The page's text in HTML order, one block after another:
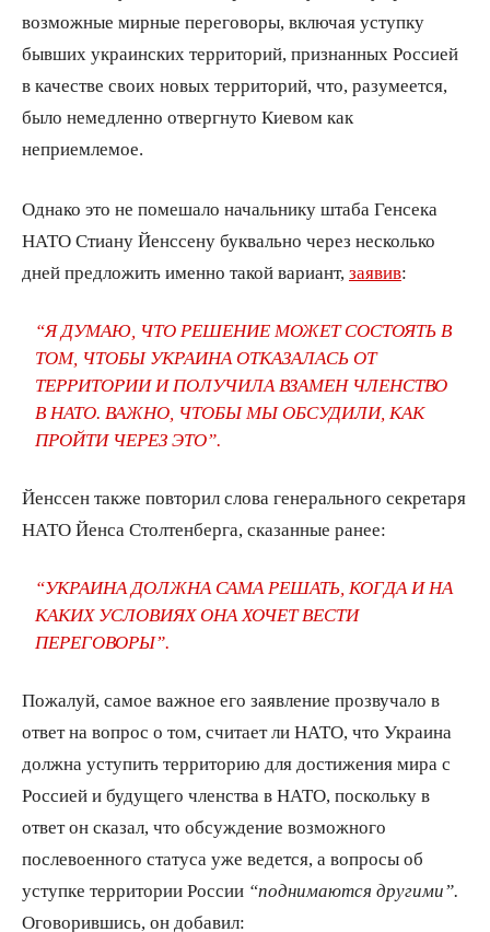
возможные мирные переговоры, включая уступку
бывших украинских территорий, признанных Россией
в качестве своих новых территорий, что, разумеется,
было немедленно отвергнуто Киевом как
неприемлемое.
Однако это не помешало начальнику штаба Генсека
НАТО Стиану Йенссену буквально через несколько
дней предложить именно такой вариант, заявив:
“Я ДУМАЮ, ЧТО РЕШЕНИЕ МОЖЕТ СОСТОЯТЬ В
ТОМ, ЧТОБЫ УКРАИНА ОТКАЗАЛАСЬ ОТ
ТЕРРИТОРИИ И ПОЛУЧИЛА ВЗАМЕН ЧЛЕНСТВО
В НАТО. ВАЖНО, ЧТОБЫ МЫ ОБСУДИЛИ, КАК
ПРОЙТИ ЧЕРЕЗ ЭТО”.
Йенссен также повторил слова генерального секретаря
НАТО Йенса Столтенберга, сказанные ранее:
“УКРАИНА ДОЛЖНА САМА РЕШАТЬ, КОГДА И НА
КАКИХ УСЛОВИЯХ ОНА ХОЧЕТ ВЕСТИ
ПЕРЕГОВОРЫ”.
Пожалуй, самое важное его заявление прозвучало в
ответ на вопрос о том, считает ли НАТО, что Украина
должна уступить территорию для достижения мира с
Россией и будущего членства в НАТО, поскольку в
ответ он сказал, что обсуждение возможного
послевоенного статуса уже ведется, а вопросы об
уступке территории России “поднимаются другими”.
Оговорившись, он добавил: